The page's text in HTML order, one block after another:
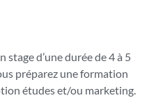
stage d’une durée de 4 à 5
préparez une formation
études et/ou marketing.